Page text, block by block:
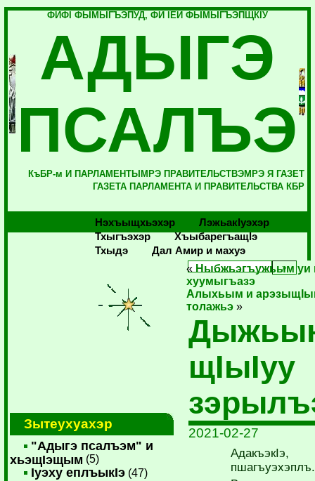
ФИФI ФЫМЫГЪЭПУД, ФИ IЕЙ ФЫМЫГЪЭПЩКIУ
АДЫГЭ
ПСАЛЪЭ
КъБР-м И ПАРЛАМЕНТЫМРЭ ПРАВИТЕЛЬСТВЭМРЭ Я ГАЗЕТ
ГАЗЕТА ПАРЛАМЕНТА И ПРАВИТЕЛЬСТВА КБР
Нэхъыщхьэхэр
Лэжьакlуэхэр
Тхыгъэхэр
Хъыбарегъащlэ
Тхыдэ
Дал Амир и махуэ
Зытеухуахэр
"Адыгэ псалъэм" и
хьэщIэщым (5)
Iуэху еплъыкIэ (47)
« Ныбжьэгъужьым
хуумыгъазэ
Алыхьым и
толажьэ »
щIыIуу
2021-02-27
АдакъэкIэ,
пшагъуэхэплъ.